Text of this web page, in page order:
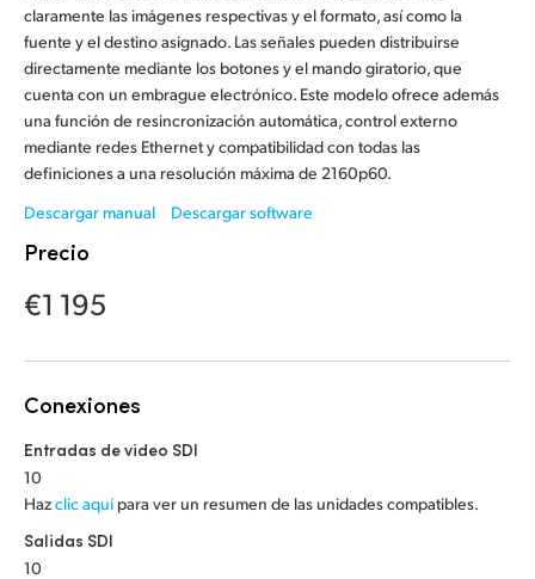
Hong Kong SAR, China
India
Italy
Japan
Poland
claramente las imágenes respectivas y el formato, así como la
fuente y el destino asignado. Las señales pueden distribuirse
directamente mediante los botones y el mando giratorio, que
cuenta con un embrague electrónico. Este modelo ofrece además
una función de resincronización automática, control externo
mediante redes Ethernet y compatibilidad con todas las
definiciones a una resolución máxima de 2160p60.
Descargar manual
Descargar software
Precio
€1 195
Conexiones
Entradas de video SDI
10
Hazclic aquípara ver un resumen de las unidades compatibles.
Salidas SDI
10